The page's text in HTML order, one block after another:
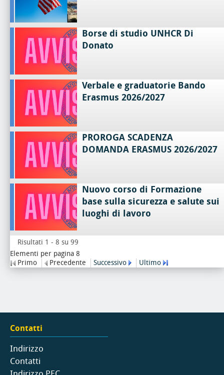
Borse di studio UNHCR Di
Donato
Verbale e graduatorie Bando
Erasmus 2026/2027
PROROGA SCADENZA
DOMANDA ERASMUS 2026/2027
Nuovo corso di Formazione
base sulla sicurezza e salute sui
luoghi di lavoro
Risultati 1 - 8 su 99
Elementi per pagina 8
Primo
Precedente Successivo Ultimo
Contatti
Indirizzo
Contatti